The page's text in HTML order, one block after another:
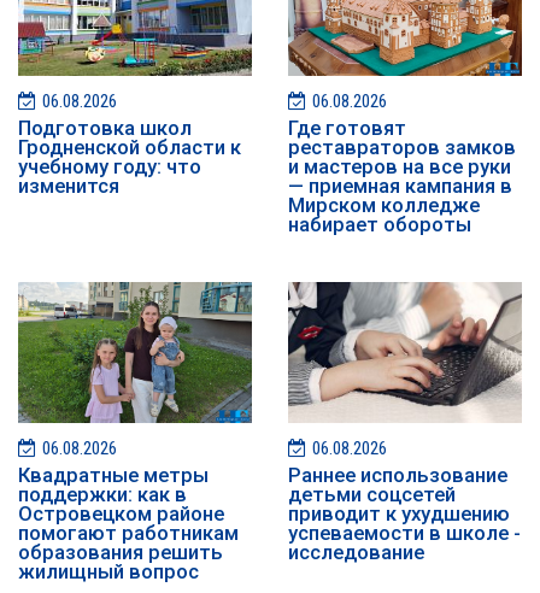
06.08.2026
Подготовка школ
Гродненской области к
учебному году: что
изменится
06.08.2026
Где готовят
реставраторов замков
и мастеров на все руки
— приемная кампания в
Мирском колледже
набирает обороты
06.08.2026
Квадратные метры
поддержки: как в
Островецком районе
помогают работникам
образования решить
жилищный вопрос
06.08.2026
Раннее использование
детьми соцсетей
приводит к ухудшению
успеваемости в школе -
исследование